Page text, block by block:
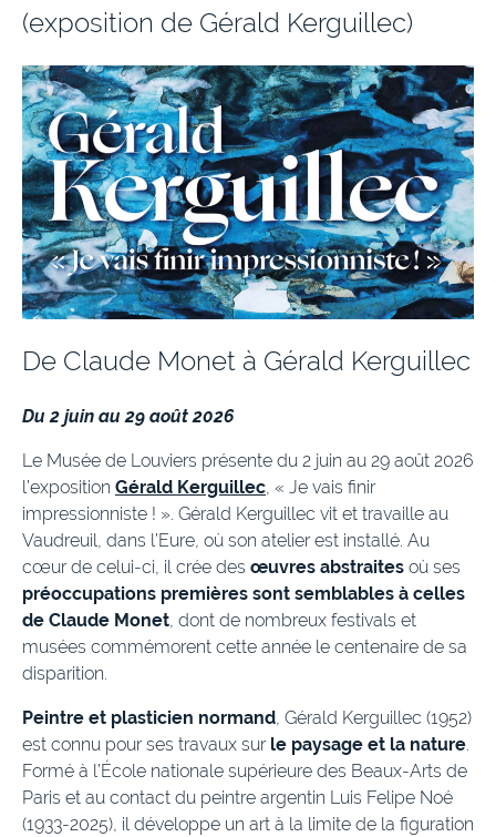
(exposition de Gérald Kerguillec)
De Claude Monet à Gérald Kerguillec
Du 2 juin au 29 août 2026
Le Musée de Louviers présente du 2 juin au 29 août 2026
l’exposition Gérald Kerguillec, « Je vais finir
impressionniste ! ». Gérald Kerguillec vit et travaille au
Vaudreuil, dans l’Eure, où son atelier est installé. Au
cœur de celui-ci, il crée des œuvres abstraites où ses
préoccupations premières sont semblables à celles
de Claude Monet, dont de nombreux festivals et
musées commémorent cette année le centenaire de sa
disparition.
Peintre et plasticien normand, Gérald Kerguillec (1952)
est connu pour ses travaux sur le paysage et la nature.
Formé à l’École nationale supérieure des Beaux-Arts de
Paris et au contact du peintre argentin Luis Felipe Noé
(1933-2025), il développe un art à la limite de la figuration